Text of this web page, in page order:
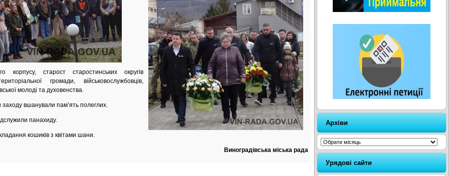
корпусу, старост старостинських округів
громади, військовослужбовців,
молоді та духовенства.
заходу вшанували пам’ять полеглих.
панахиду.
кошиків з квітами шани.
Виноградівська міська рада
Архіви
Архіви
Урядові сайти